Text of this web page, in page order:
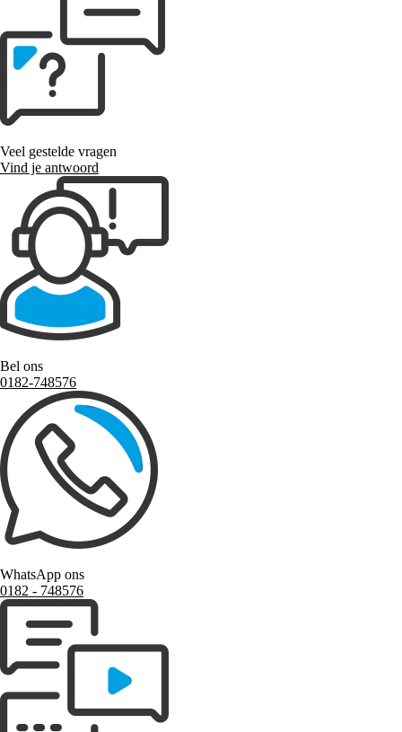
Veel gestelde vragen
Vind je antwoord
Bel ons
0182-748576
WhatsApp ons
0182 ‑ 748576